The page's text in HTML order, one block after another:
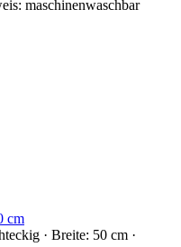
maschinenwaschbar
cm
· Breite: 50 cm ·